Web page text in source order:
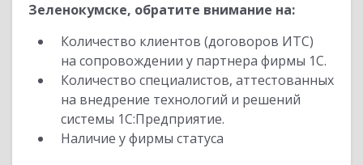
Зеленокумске, обратите внимание на:
Количество клиентов (договоров ИТС)
на сопровождении у партнера фирмы 1С.
Количество специалистов, аттестованных
на внедрение технологий и решений
системы 1С:Предприятие.
Наличие у фирмы статуса